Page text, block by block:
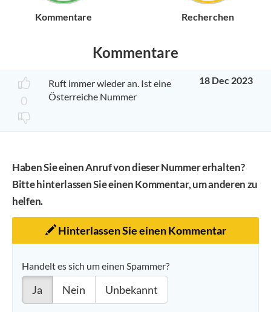
Kommentare Recherchen
Kommentare
0
18 Dec 2023
Ruft immer wieder an. Ist eine
Österreiche Nummer
Haben Sie einen Anruf von dieser Nummer erhalten?
Bitte hinterlassen Sie einen Kommentar, um anderen zu
helfen.
Hinterlassen Sie einen Kommentar
Handelt es sich um einen Spammer?
Ja Nein Unbekannt